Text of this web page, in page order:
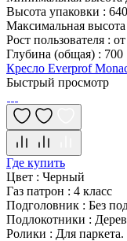
Высота упаковки : 640
Максимальная
Рост пользователя :
Глубина (общая) : 700
Кресло Everprof
Быстрый просмотр
Где купить
Цвет : Черный
Газ патрон : 4 класс
Подголовник : Без
Подлокотники :
Ролики : Для